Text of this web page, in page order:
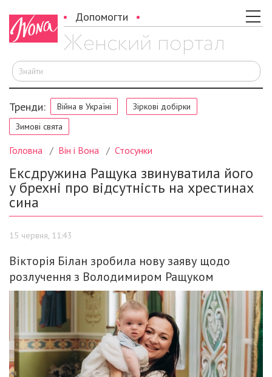
Допомогти
Тренди: Війна в Україні
Зіркові добірки
Зимові свята
Головна Він і Вона Стосунки
Ексдружина Ращука звинуватила його
у брехні про відсутність на хрестинах
сина
15 червня, 11:43
Вікторія Білан зробила нову заяву щодо
розлучення з Володимиром Ращуком